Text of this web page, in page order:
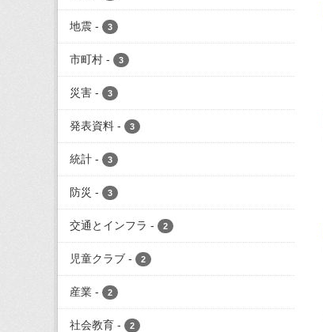
地震 - 3
市町村 - 3
災害 - 3
発表資料 - 3
統計 - 3
防災 - 3
交通とインフラ - 2
児童クラブ - 2
産業 - 2
社会教育 - 2